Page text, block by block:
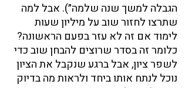
הגבלה למשך שנה שלמה״). אבל למה
שתרצו לחזור שוב על מיליון שעות
לימוד אם זה לא עזר בפעם הראשונה?
כלומר זה בסדר שרוצים להבחן שוב כדי
לשפר ציון, אבל ברגע שנקבל את הציון
נוכל לנתח אותו ביחד ולראות מה בדיוק